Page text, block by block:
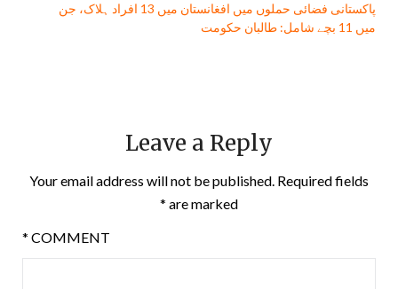
پاکستانی فضائی حملوں میں افغانستان میں 13 افراد ہلاک، جن
میں 11 بچے شامل: طالبان حکومت
Leave a Reply
Your email address will not be published. Required fields
are marked
*
COMMENT
*